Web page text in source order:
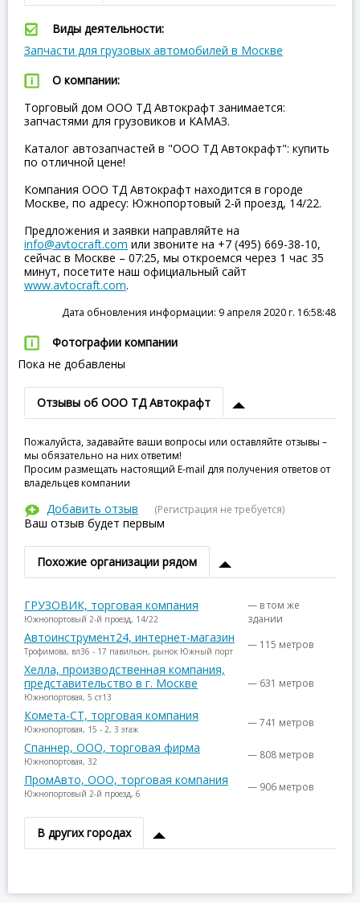
Виды деятельности:
Запчасти для грузовых автомобилей в Москве
О компании:
Торговый дом ООО ТД Автокрафт занимается:
запчастями для грузовиков и КАМАЗ.
Каталог автозапчастей в "ООО ТД Автокрафт": купить
по отличной цене!
Компания ООО ТД Автокрафт находится в городе
Москве, по адресу: Южнопортовый 2-й проезд, 14/22.
Предложения и заявки направляйте на
info@avtocraft.com или звоните на +7 (495) 669-38-10,
сейчас в Москве – 07:25, мы откроемся через 1 час 35
минут, посетите наш официальный сайт
www.avtocraft.com.
Дата обновления информации: 9 апреля 2020 г. 16:58:48
Фотографии компании
Пока не добавлены
Отзывы об ООО ТД Автокрафт
Пожалуйста, задавайте ваши вопросы или оставляйте отзывы –
мы обязательно на них ответим!
Просим размещать настоящий E-mail для получения ответов от
владельцев компании
Добавить отзыв (Регистрация не требуется)
Ваш отзыв будет первым
Похожие организации рядом
ГРУЗОВИК, торговая компания
Южнопортовый 2-й проезд, 14/22
— в том же
здании
Автоинструмент24, интернет-магазин
Трофимова, вл36 - 17 павильон, рынок Южный порт — 115 метров
Хелла, производственная компания,
представительство в г. Москве
Южнопортовая, 5 ст13
— 631 метров
Комета-СТ, торговая компания
Южнопортовая, 15 - 2, 3 этаж — 741 метров
Спаннер, ООО, торговая фирма
Южнопортовая, 32 — 808 метров
ПромАвто, ООО, торговая компания
Южнопортовый 2-й проезд, 6 — 906 метров
В других городах